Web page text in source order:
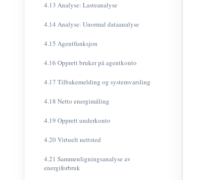
4.13 Analyse: Lasteanalyse
4.14 Analyse: Unormal dataanalyse
4.15 Agentfunksjon
4.16 Opprett bruker på agentkonto
4.17 Tilbakemelding og systemvarsling
4.18 Netto energimåling
4.19 Opprett underkonto
4.20 Virtuelt nettsted
4.21 Sammenligningsanalyse av
energiforbruk